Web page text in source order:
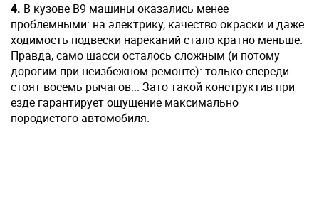
4. В кузове В9 машины оказались менее
проблемными: на электрику, качество окраски и даже
ходимость подвески нареканий стало кратно меньше.
Правда, само шасси осталось сложным (и потому
дорогим при неизбежном ремонте): только спереди
стоят восемь рычагов... Зато такой конструктив при
езде гарантирует ощущение максимально
породистого автомобиля.